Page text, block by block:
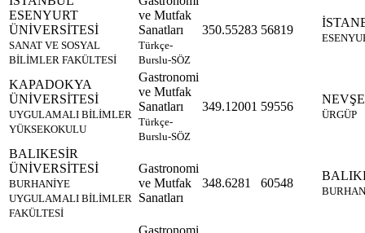
ESENYURT
ÜNİVERSİTESİ
SANAT VE SOSYAL
BİLİMLER FAKÜLTESİ
ve Mutfak
Sanatları
Türkçe-
Burslu-SÖZ
350.55283 56819
KAPADOKYA
ÜNİVERSİTESİ
UYGULAMALI BİLİMLER
YÜKSEKOKULU
Gastronomi
ve Mutfak
Sanatları
Türkçe-
Burslu-SÖZ
349.12001 59556
ÜRGÜP
BALIKESİR
ÜNİVERSİTESİ
BURHANİYE
UYGULAMALI BİLİMLER
FAKÜLTESİ
Gastronomi
ve Mutfak
Sanatları
348.6281 60548
Gastronomi